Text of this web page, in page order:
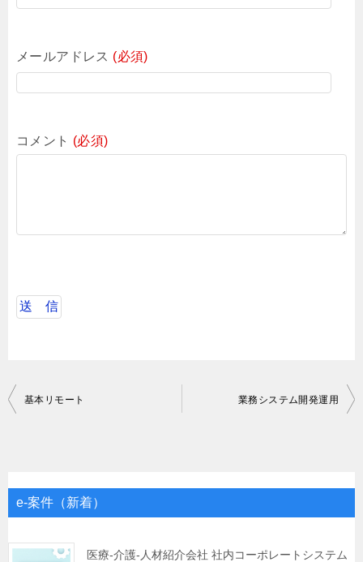
メールアドレス (必須)
コメント (必須)
投
ゲ
シ
基本リモート 業務システム開発運用
e-案件（新着）
医療-介護-人材紹介会社 社内コーポレートシステム